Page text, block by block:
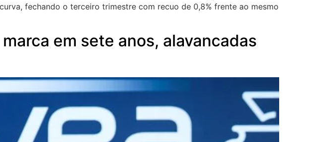
fechando o terceiro trimestre com recuo de 0,8% frente ao mesmo
em sete anos, alavancadas